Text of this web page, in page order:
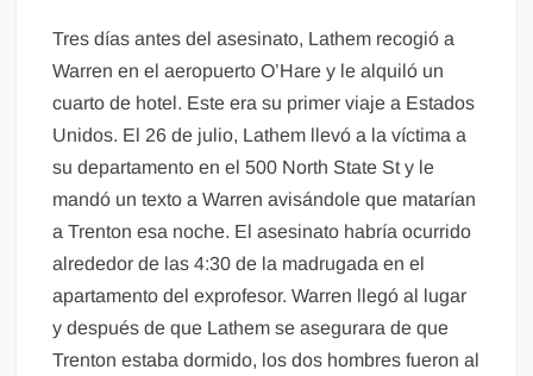
Tres días antes del asesinato, Lathem recogió a
Warren en el aeropuerto O’Hare y le alquiló un
cuarto de hotel. Este era su primer viaje a Estados
Unidos. El 26 de julio, Lathem llevó a la víctima a
su departamento en el 500 North State St y le
mandó un texto a Warren avisándole que matarían
a Trenton esa noche. El asesinato habría ocurrido
alrededor de las 4:30 de la madrugada en el
apartamento del exprofesor. Warren llegó al lugar
y después de que Lathem se asegurara de que
Trenton estaba dormido, los dos hombres fueron al